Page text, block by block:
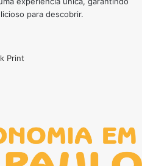
para descobrir.
Print